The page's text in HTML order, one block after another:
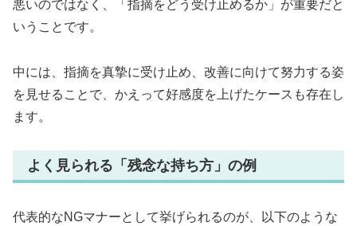
悪いのではなく、「指摘をどう受け止めるか」が重要だと
いうことです。
中には、指摘を真摯に受け止め、改善に向けて努力する姿
を見せることで、かえって好感度を上げたケースも存在し
ます。
よく見られる「残念な持ち方」の例
代表的なNGマナーとして挙げられるのが、以下のような